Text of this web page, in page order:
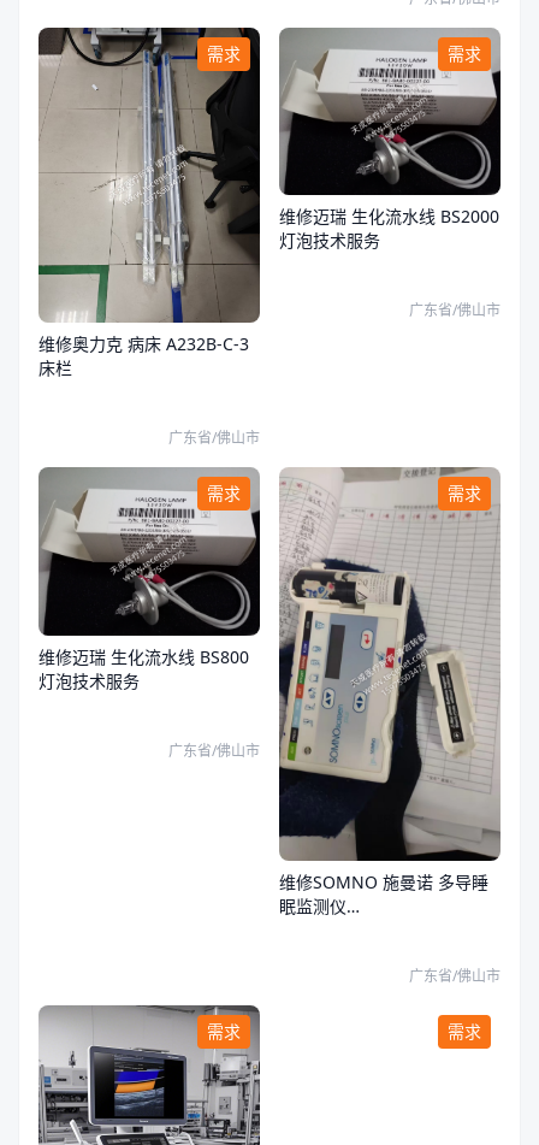
需求
维修奥力克 病床 A232B-C-3
床栏
广东省/佛山市
需求
维修迈瑞 生化流水线 BS2000
灯泡技术服务
广东省/佛山市
需求
维修迈瑞 生化流水线 BS800
灯泡技术服务
广东省/佛山市
需求
维修SOMNO 施曼诺 多导睡
眠监测仪
广东省/佛山市
需求 需求